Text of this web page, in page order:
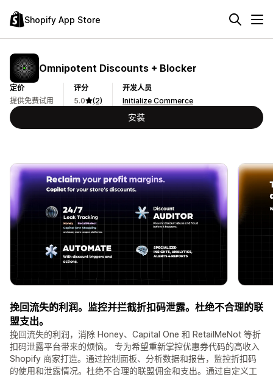
Shopify App Store
Omnipotent Discounts + Blocker
定价
提供免费试用
评分
5.0
(2)
开发人员
Initialize Commerce
安装
挽回流失的利润。监控并拦截折扣码泄露。杜绝不合理的联
盟支出。
挽回流失的利润，消除 Honey、Capital One 和 RetailMeNot 等折
扣码泄露平台带来的烦恼。 专为希望重新掌控优惠券代码的高收入
Shopify 商家打造。通过控制面板、分析数据和报告，监控折扣码
的使用和泄露情况。杜绝不合理的联盟佣金和支出。通过自定义工